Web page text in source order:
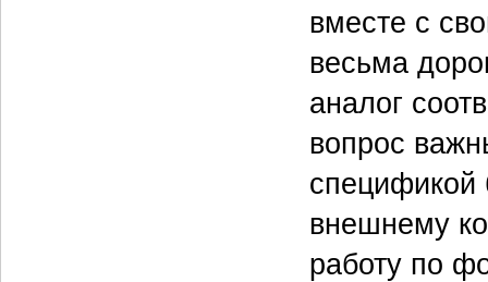
вместе с
весьма
аналог
вопрос
спецификой
внешнему
работу по